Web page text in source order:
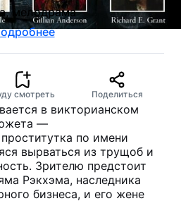
мелодрама
смотреть Поделиться
в викторианском
—
по имени
вырваться из трущоб и
Зрителю предстоит
Рэкхэма, наследника
бизнеса, и его жене